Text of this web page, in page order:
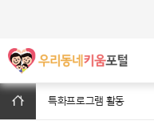
특화프로그램 활동